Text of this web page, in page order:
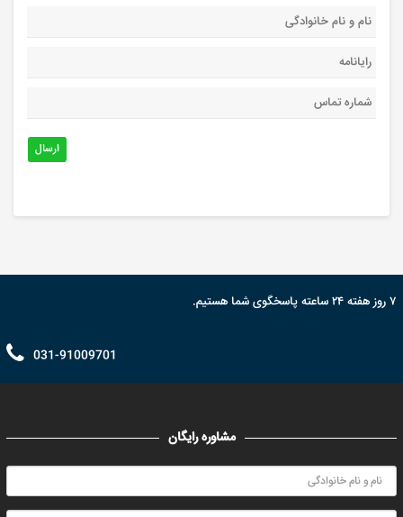
ارسال
۷ روز هفته ۲۴ ساعته پاسخگوی شما هستیم.
031-91009701
مشاوره رایگان